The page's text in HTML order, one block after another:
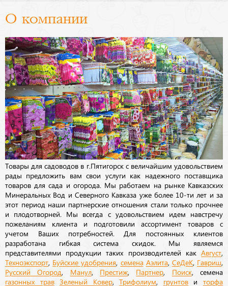
О компании
Товары для садоводов в г.Пятигорск с величайшим удовольствием
рады предложить вам свои услуги как надежного поставщика
товаров для сада и огорода. Мы работаем на рынке Кавказских
Минеральных Вод и Северного Кавказа уже более 10-ти лет и за
этот период наши партнерские отношения стали только прочнее
и плодотворней. Мы всегда с удовольствием идем навстречу
пожеланиям клиента и подготовили ассортимент товаров с
учетом Ваших потребностей. Для постоянных клиентов
разработана гибкая система скидок. Мы являемся
представителями продукции таких производителей как Август
Техноэкспорт Буйские удобрения семена Аэлита, СеДеК Гавриш
Русский Огород Манул, Престиж Партнер Поиск, семена
газонных трав Зеленый Ковер,Трифолиум грунтовиторфа